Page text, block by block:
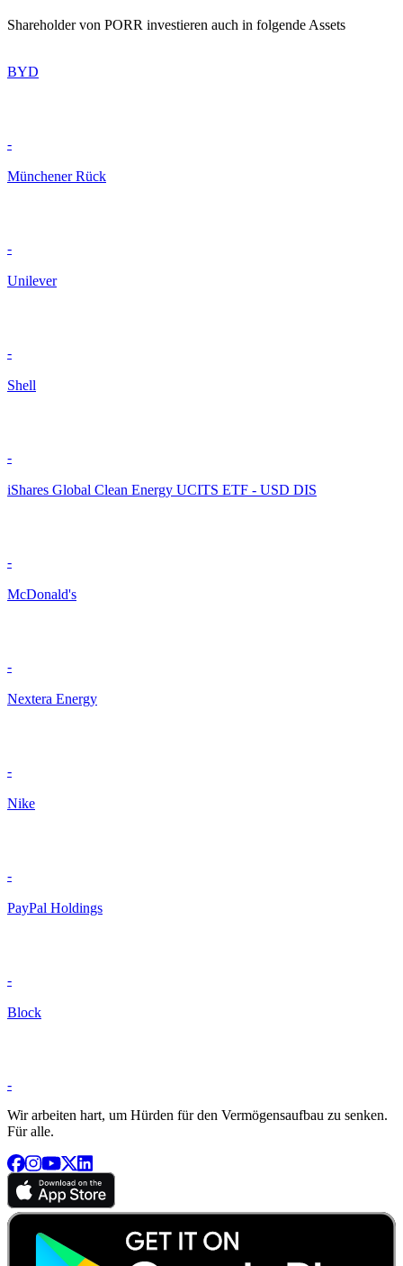
Shareholder von PORR investieren auch in folgende Assets
BYD
-
Münchener Rück
-
Unilever
-
Shell
-
iShares Global Clean Energy UCITS ETF - USD DIS
-
McDonald's
-
Nextera Energy
-
Nike
-
PayPal Holdings
-
Block
-
Wir arbeiten hart, um Hürden für den Vermögensaufbau zu senken.
Für alle.